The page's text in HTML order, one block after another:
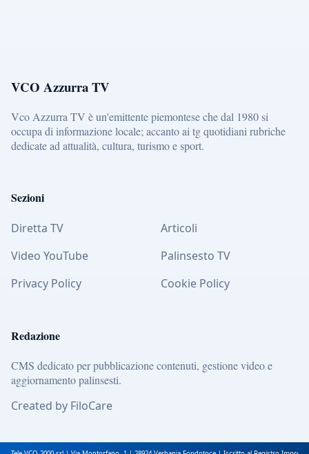
VCO Azzurra TV
Vco Azzurra TV è un'emittente piemontese che dal 1980 si
occupa di informazione locale; accanto ai tg quotidiani rubriche
dedicate ad attualità, cultura, turismo e sport.
Sezioni
Diretta TV
Articoli
Video YouTube
Palinsesto TV
Privacy Policy
Cookie Policy
Redazione
CMS dedicato per pubblicazione contenuti, gestione video e
aggiornamento palinsesti.
Created by FiloCare